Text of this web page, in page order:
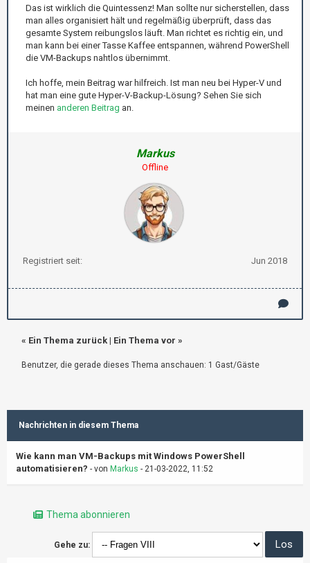
Das ist wirklich die Quintessenz! Man sollte nur sicherstellen, dass
man alles organisiert hält und regelmäßig überprüft, dass das
gesamte System reibungslos läuft. Man richtet es richtig ein, und
man kann bei einer Tasse Kaffee entspannen, während PowerShell
die VM-Backups nahtlos übernimmt.
Ich hoffe, mein Beitrag war hilfreich. Ist man neu bei Hyper-V und
hat man eine gute Hyper-V-Backup-Lösung? Sehen Sie sich
meinen anderen Beitrag an.
Markus
Offline
Registriert seit: Jun 2018
« Ein Thema zurück | Ein Thema vor »
Benutzer, die gerade dieses Thema anschauen: 1 Gast/Gäste
Nachrichten in diesem Thema
Wie kann man VM-Backups mit Windows PowerShell
automatisieren? - von Markus - 21-03-2022, 11:52
Thema abonnieren
Gehe zu: